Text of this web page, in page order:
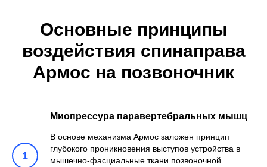
Основные принципы
воздействия спинаправа
Армос на позвоночник
1
Миопрессура паравертебральных мышц
В основе механизма Армос заложен принцип
глубокого проникновения выступов устройства в
мышечно-фасциальные ткани позвоночной